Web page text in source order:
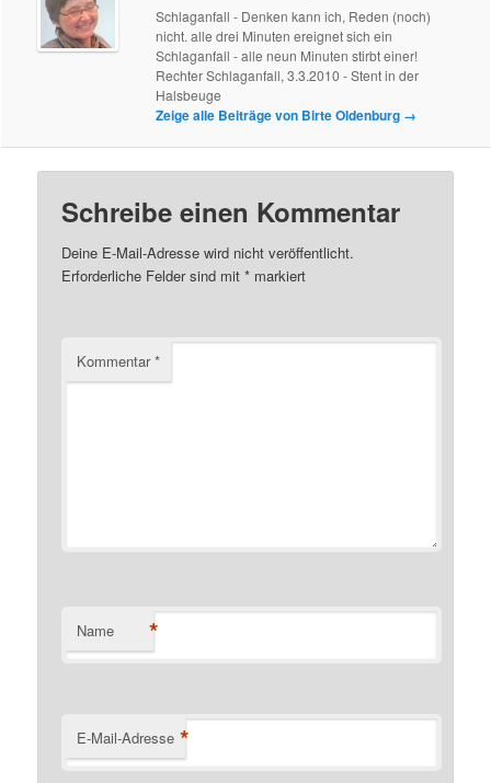
Schlaganfall - Denken kann ich, Reden (noch)
nicht. alle drei Minuten ereignet sich ein
Schlaganfall - alle neun Minuten stirbt einer!
Rechter Schlaganfall, 3.3.2010 - Stent in der
Halsbeuge
Zeige alle Beiträge von Birte Oldenburg →
Schreibe einen Kommentar
Deine E-Mail-Adresse wird nicht veröffentlicht.
Erforderliche Felder sind mit* markiert
Kommentar*
Name *
E-Mail-Adresse *